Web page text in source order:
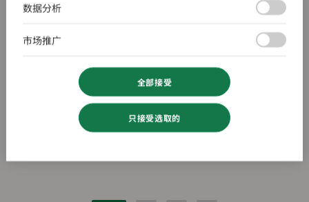
数据分析
市场推广
全部接受
只接受选取的